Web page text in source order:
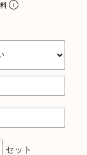
料
セット